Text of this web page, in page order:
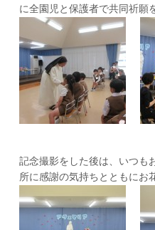
に全園児と保護者で共同祈願
記念撮影をした後は、いつも
所に感謝の気持ちとともにお